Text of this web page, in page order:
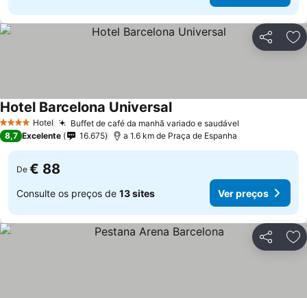
Partilhar
4 EstrelasHotel Buffet de café da manhã variado e saudável
Hotel Barcelona Universal
8,7 Excelente 16.675 a 1.6 km de Praça de Espanha
De € 88
Consulte os preços de 13 sites Ver preços
Partilhar